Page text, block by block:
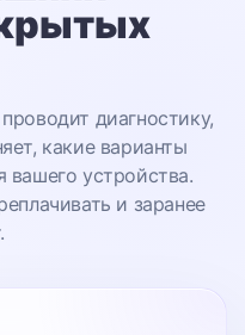
диагностику,
какие варианты
вашего устройства.
и заранее